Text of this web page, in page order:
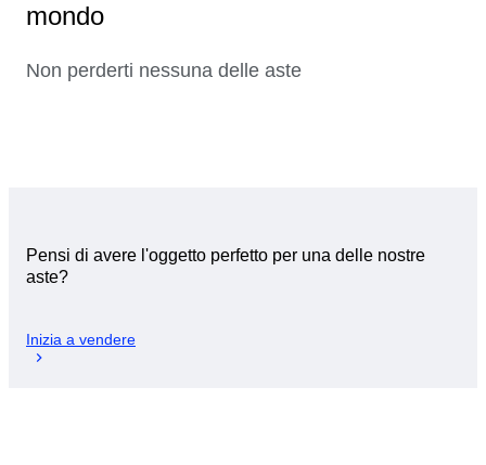
mondo
Non perderti nessuna delle aste
Pensi di avere l'oggetto perfetto per una delle nostre
aste?
Inizia a vendere